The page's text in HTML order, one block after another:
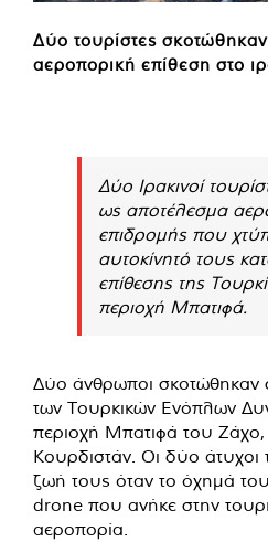
Δύο τουρίστες
αεροπορική επίθεση στο
Δύο Ιρακινοί
ως αποτέλεσμα
επιδρομής που
αυτοκίνητό τους
επίθεσης της
περιοχή Μπατιφά.
Δύο άνθρωποι σκοτώθηκαν
των Τουρκικών Ενόπλων
περιοχή Μπατιφά του Ζάχο,
Κουρδιστάν. Οι δύο άτυχοι
ζωή τους όταν το όχημά
drone που ανήκε στην
αεροπορία.